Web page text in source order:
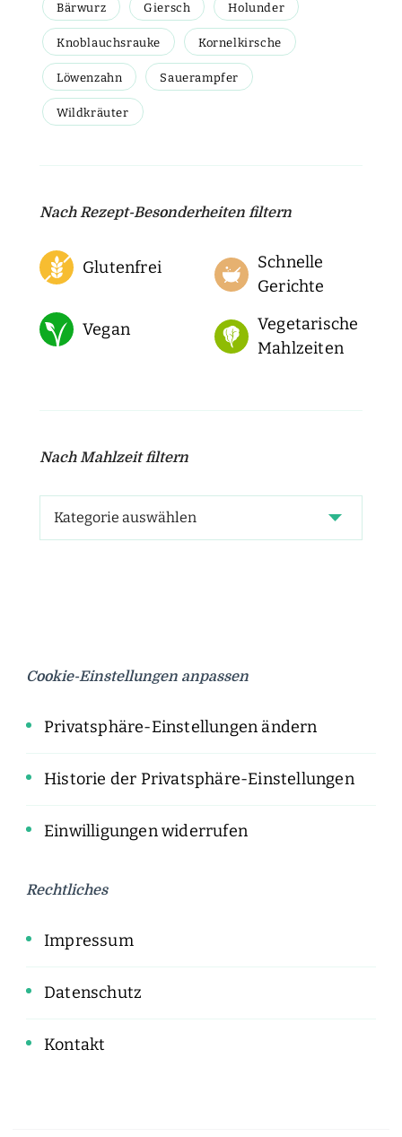
Bärwurz Giersch Holunder
Knoblauchsrauke Kornelkirsche
Löwenzahn Sauerampfer
Wildkräuter
Nach Rezept-Besonderheiten filtern
Glutenfrei
Schnelle
Gerichte
Vegan
Vegetarische
Mahlzeiten
Nach Mahlzeit filtern
Cookie-Einstellungen anpassen
Privatsphäre-Einstellungen ändern
Historie der Privatsphäre-Einstellungen
Einwilligungen widerrufen
Rechtliches
Impressum
Datenschutz
Kontakt